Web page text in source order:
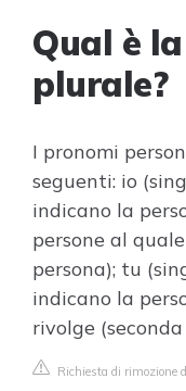
Qual è
plurale?
I pronomi
seguenti: io
indicano la
persone al
persona); tu
indicano la
rivolge
Richiesta di rimozione